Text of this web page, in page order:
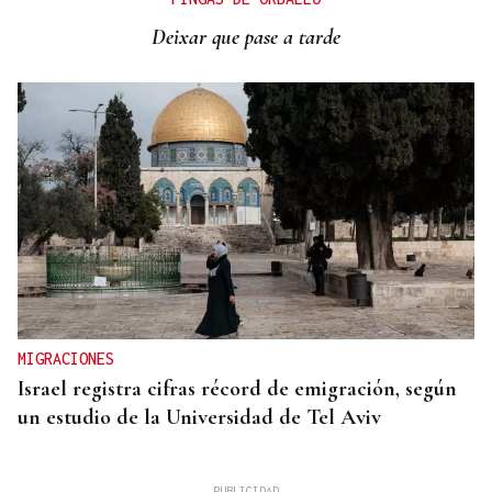
Deixar que pase a tarde
MIGRACIONES
Israel registra cifras récord de emigración, según
un estudio de la Universidad de Tel Aviv